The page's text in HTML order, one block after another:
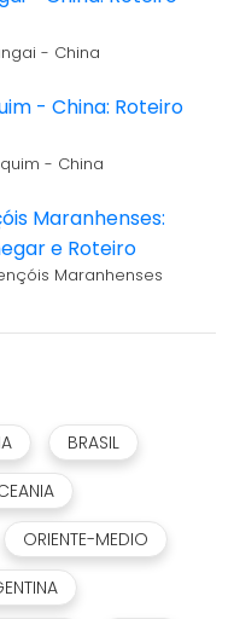
- China
- China: Roteiro
- China
Maranhenses:
e Roteiro
Maranhenses
BRASIL
ORIENTE-MEDIO